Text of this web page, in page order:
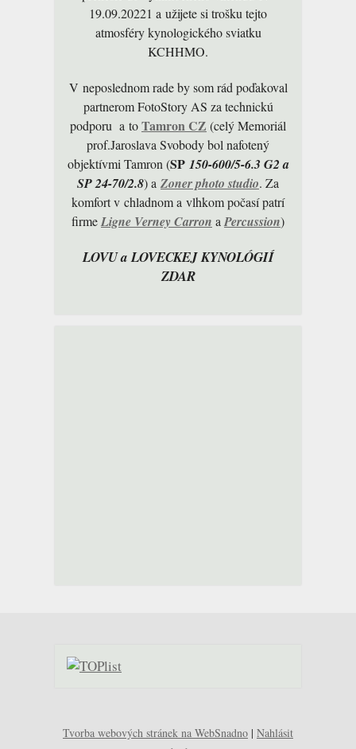
19.09.20221 a užijete si trošku tejto
atmosféry kynologického sviatku
KCHHMO.
V neposlednom rade by som rád poďakoval
partnerom FotoStory AS za technickú
podporu a toTamron CZ (celý Memoriál
prof.Jaroslava Svobody bol nafotený
objektívmi Tamron (SP 150-600/5-6.3 G2 a
SP 24-70/2.8) a Zoner photo studio. Za
komfort v chladnom a vlhkom počasí patrí
firmeLigne Verney Carron a Percussion)
LOVU a LOVECKEJ KYNOLÓGIÍ
ZDAR
Tvorba webových stránek na WebSnadno | Nahlásit